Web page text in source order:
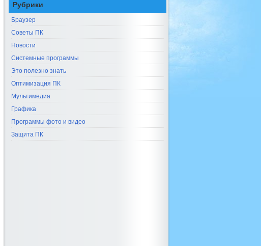
Рубрики
Браузер
Советы ПК
Новости
Системные программы
Это полезно знать
Оптимизация ПК
Мультимедиа
Графика
Программы фото и видео
Защита ПК